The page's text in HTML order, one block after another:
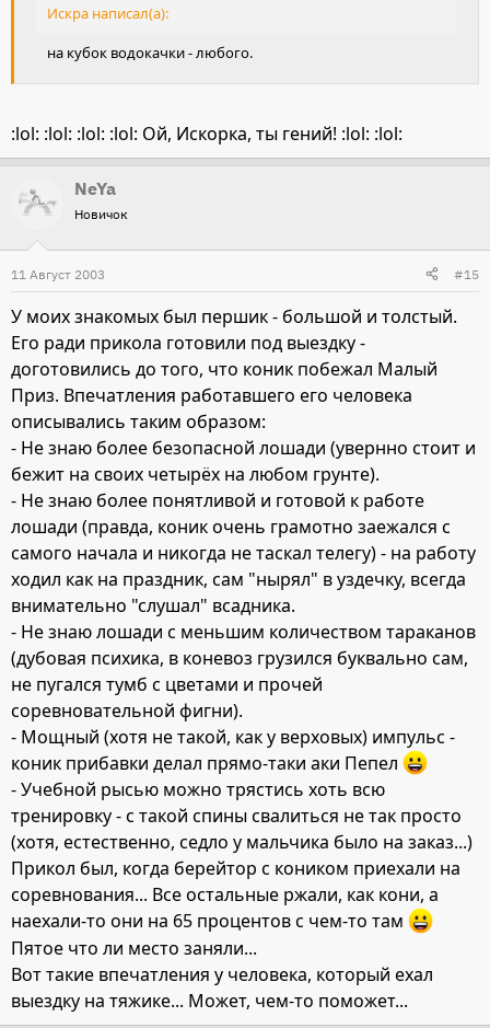
Искра написал(а):
на кубок водокачки - любого.
:lol: :lol: :lol: :lol: Ой, Искорка, ты гений! :lol: :lol:
NeYa
Новичок
11 Август 2003 #15
У моих знакомых был першик - большой и толстый.
Его ради прикола готовили под выездку -
доготовились до того, что коник побежал Малый
Приз. Впечатления работавшего его человека
описывались таким образом:
- Не знаю более безопасной лошади (увернно стоит и
бежит на своих четырёх на любом грунте).
- Не знаю более понятливой и готовой к работе
лошади (правда, коник очень грамотно заежался с
самого начала и никогда не таскал телегу) - на работу
ходил как на праздник, сам "нырял" в уздечку, всегда
внимательно "слушал" всадника.
- Не знаю лошади с меньшим количеством тараканов
(дубовая психика, в коневоз грузился буквально сам,
не пугался тумб с цветами и прочей
соревновательной фигни).
- Мощный (хотя не такой, как у верховых) импульс -
коник прибавки делал прямо-таки аки Пепел
- Учебной рысью можно трястись хоть всю
тренировку - с такой спины свалиться не так просто
(хотя, естественно, седло у мальчика было на заказ...)
Прикол был, когда берейтор с коником приехали на
соревнования... Все остальные ржали, как кони, а
наехали-то они на 65 процентов с чем-то там
Пятое что ли место заняли...
Вот такие впечатления у человека, который ехал
выездку на тяжике... Может, чем-то поможет...